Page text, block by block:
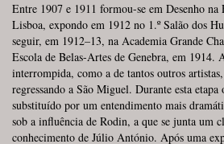
Entre 1907 e 1911 formou-se em Desenho na
Lisboa, expondo em 1912 no 1.º Salão dos
seguir, em 1912–13, na Academia Grande
Escola de Belas-Artes de Genebra, em 1914.
interrompida, como a de tantos outros
regressando a São Miguel. Durante esta
substituído por um entendimento mais
sob a influência de Rodin, a que se junta um
conhecimento de Júlio António. Após uma